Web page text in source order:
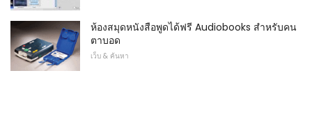
ห้องสมุดหนังสือพูดได้ฟรี Audiobooks สำหรับคน
ตาบอด
เว็บ & ค้นหา